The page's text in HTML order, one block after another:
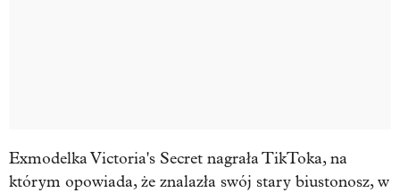
Exmodelka Victoria's Secret nagrała TikToka, na
którym opowiada, że znalazła swój stary biustonosz, w